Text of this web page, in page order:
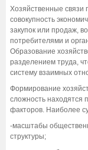
Хозяйственные связи
совокупность
закупок или продаж,
потребителями и
Образование
разделением труда,
систему взаимных
Формирование
сложность находятся
факторов. Наиболее
-масштабы
структуры;